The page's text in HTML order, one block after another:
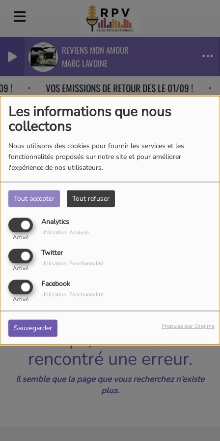
Les informations que nous
collectons
Nous utilisons des cookies pour fournir les services et les
fonctionnalités proposés sur notre site et pour améliorer
l'expérience de nos utilisateurs.
Tout accepter Tout refuser
Analytics
Activé
Utilisation: Analyse
Twitter
Activé
Utilisation: Fonctionnalité
Facebook
Activé
Utilisation: Fonctionnalité
Sauvegarder Propulsé par Orejime
REVIENS MON AMOUR
MARC LAVOINE
! VOS EMISSIONS DE RETOUR DES LE 01/09 !
Oups, vous avez
rencontré une erreur.
Il semble que la page que vous recherchez n’existe
plus.